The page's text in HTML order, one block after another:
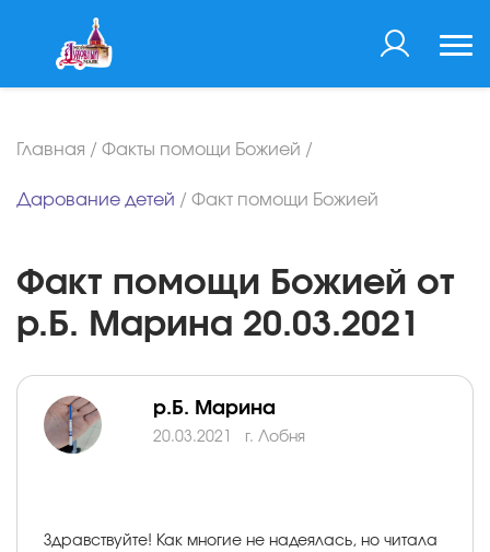
Главная / Факты помощи Божией /
Дарование детей / Факт помощи Божией
Факт помощи Божией от
р.Б. Марина 20.03.2021
р.Б. Марина
20.03.2021 г. Лобня
Здравствуйте! Как многие не надеялась, но читала